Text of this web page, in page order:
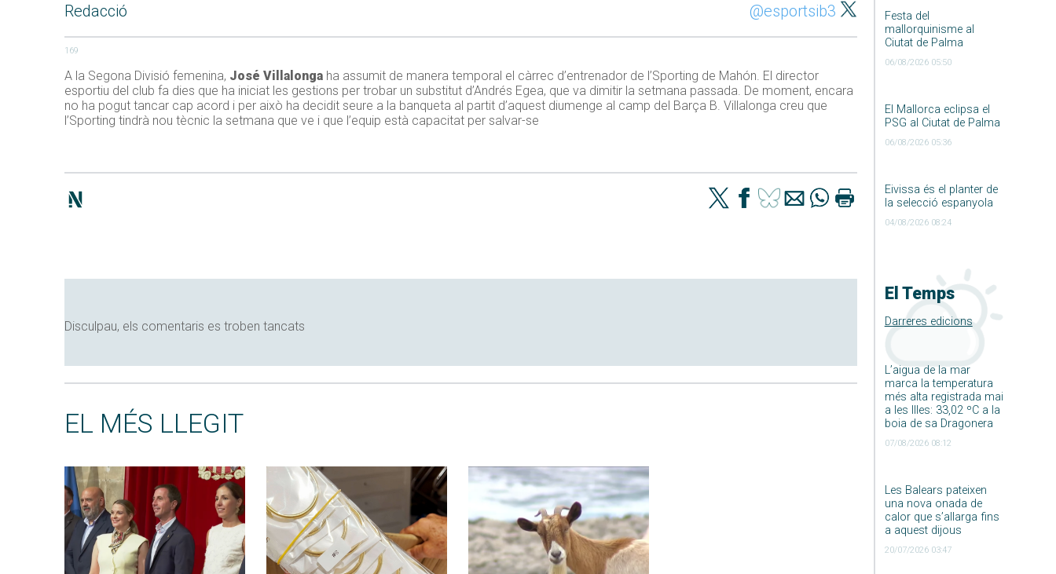
Festa del
mallorquinisme al
Ciutat de Palma
06/08/2026 05:50
El Mallorca eclipsa el
PSG al Ciutat de Palma
06/08/2026 05:36
Eivissa és el planter de
la selecció espanyola
04/08/2026 08:24
El Temps
Darreres edicions
L’aigua de la mar
marca la temperatura
més alta registrada mai
a les Illes: 33,02 ºC a la
boia de sa Dragonera
07/08/2026 08:12
Les Balears pateixen
una nova onada de
calor que s’allarga fins
a aquest dijous
20/07/2026 03:47
Redacció @esportsib3
169
A la Segona Divisió femenina, José Villalonga ha assumit de manera temporal el càrrec d’entrenador de l’Sporting de Mahón. El director
esportiu del club fa dies que ha iniciat les gestions per trobar un substitut d’Andrés Egea, que va dimitir la setmana passada. De moment, encara
no ha pogut tancar cap acord i per això ha decidit seure a la banqueta al partit d’aquest diumenge al camp del Barça B. Villalonga creu que
l’Sporting tindrà nou tècnic la setmana que ve i que l’equip està capacitat per salvar-se
Disculpau, els comentaris es troben tancats
EL MÉS LLEGIT